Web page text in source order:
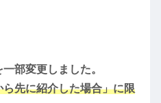
部変更しました。
先に紹介した場合」に限